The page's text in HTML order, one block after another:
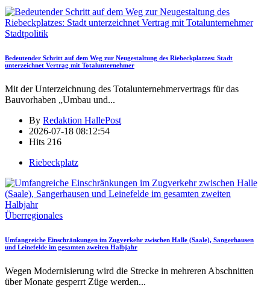
Stadtpolitik
Bedeutender Schritt auf dem Weg zur Neugestaltung des Riebeckplatzes: Stadt
unterzeichnet Vertrag mit Totalunternehmer
Mit der Unterzeichnung des Totalunternehmervertrags für das
Bauvorhaben „Umbau und...
By Redaktion HallePost
2026-07-18 08:12:54
Hits 216
Riebeckplatz
Überregionales
Umfangreiche Einschränkungen im Zugverkehr zwischen Halle (Saale), Sangerhausen
und Leinefelde im gesamten zweiten Halbjahr
Wegen Modernisierung wird die Strecke in mehreren Abschnitten
über Monate gesperrt Züge werden...